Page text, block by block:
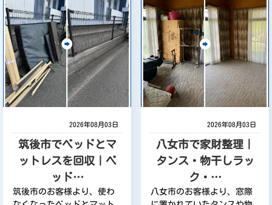
2026年08月03日
筑後市でベッドとマ
ットレスを回収｜ベ
ッド…
筑後市のお客様より、使わ
2026年08月03日
八女市で家財整理｜
タンス・物干しラッ
ク・…
八女市のお客様より、窓際